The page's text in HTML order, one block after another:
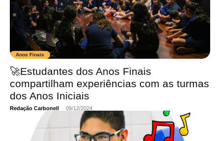
Anos Finais
🚀Estudantes dos Anos Finais
compartilham experiências com as turmas
dos Anos Iniciais
Redação Carbonell - 09/12/2024